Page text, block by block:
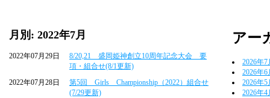
月別: 2022年7月
2022年07月29日
8/20,21 盛岡姫神創立10周年記念大会 要
項・組合せ(8/1更新)
2022年07月28日
第5回 Girls Championship（2022）組合せ
(7/29更新)
アー
2026年7
2026年6
2026年5
2026年4